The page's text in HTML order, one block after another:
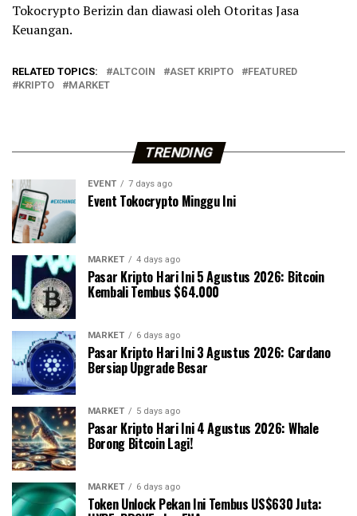
Tokocrypto Berizin dan diawasi oleh Otoritas Jasa
Keuangan.
RELATED TOPICS: ALTCOIN ASET KRIPTO
FEATURED
KRIPTO
MARKET
TRENDING
EVENT 7 days ago
Event Tokocrypto Minggu Ini
MARKET 4 days ago
Pasar Kripto Hari Ini 5 Agustus 2026: Bitcoin
Kembali Tembus $64.000
MARKET 6 days ago
Pasar Kripto Hari Ini 3 Agustus 2026: Cardano
Bersiap Upgrade Besar
MARKET 5 days ago
Pasar Kripto Hari Ini 4 Agustus 2026: Whale
Borong Bitcoin Lagi!
MARKET 6 days ago
Token Unlock Pekan Ini Tembus US$630 Juta: